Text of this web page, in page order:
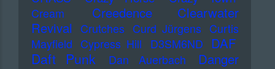
Cream
Creedence Clearwater
Revival
Crutches Curd Jürgens Curtis
Mayfield Cypress Hill D3SM6ND DAF
Daft Punk Dan Auerbach
Danger